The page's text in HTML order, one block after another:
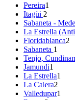
Pereira1
Itagüi 2
Sabaneta -
La Estrella
Floridablanca2
Sabaneta 1
Tenjo,
Jamundi1
La Estrella1
La Calera2
Valledupar1